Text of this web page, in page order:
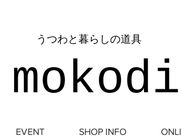
​うつわと暮らしの道具
mokodi
EVENT SHOP INFO